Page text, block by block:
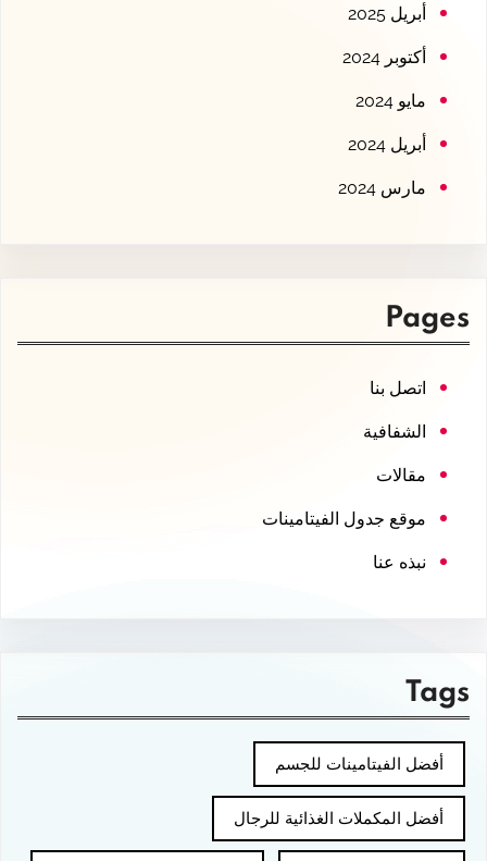
أبريل 2025
أكتوبر 2024
مايو 2024
أبريل 2024
مارس 2024
Pages
اتصل بنا
الشفافية
مقالات
موقع جدول الفيتامينات
نبذه عنا
Tags
أفضل الفيتامينات للجسم
أفضل المكملات الغذائية للرجال